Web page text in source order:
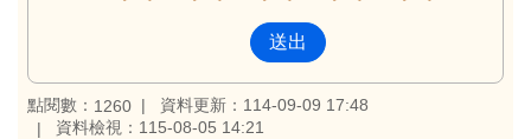
點閱數： 1260
資料更新：114-09-09 17:48
資料檢視：115-08-05 14:21